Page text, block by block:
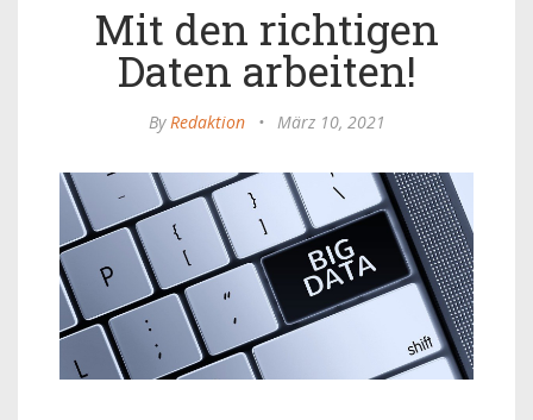
Mit den richtigen
Daten arbeiten!
ByRedaktion • März 10, 2021